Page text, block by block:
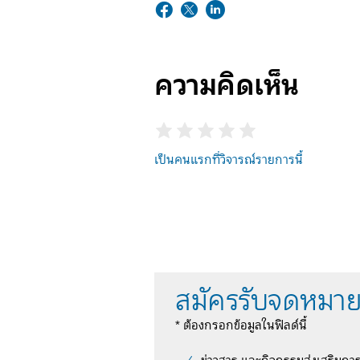
ความคิดเห็น
เป็นคนแรกที่วิจารณ์รายการนี้
สมัครรับจดหมาย
* ต้องกรอกข้อมูลในฟิลด์นี้